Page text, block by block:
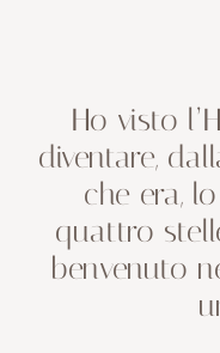
Ho visto
diventare,
che era,
quattro
benvenuto